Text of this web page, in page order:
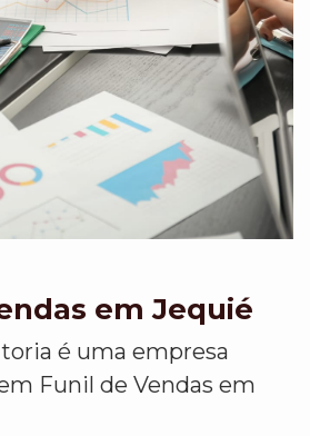
em Jequié
é uma empresa
Funil de Vendas em